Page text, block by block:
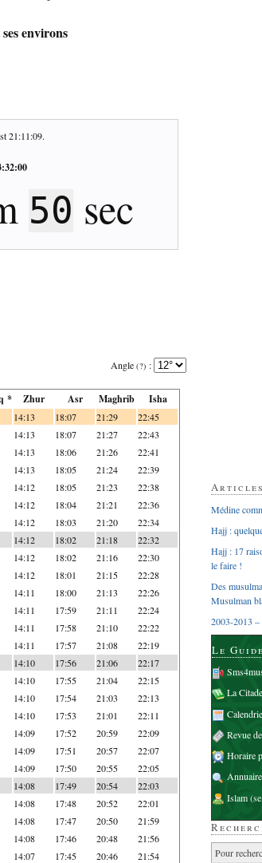
environs
21:11:10.
49 sec
Angle (?) :
* Zhur Asr Maghrib Isha
14:13 18:07 21:29 22:45
14:13 18:07 21:27 22:43
14:13 18:06 21:26 22:41
14:13 18:05 21:24 22:39
14:12 18:05 21:23 22:38
14:12 18:04 21:21 22:36
14:12 18:03 21:20 22:34
14:12 18:02 21:18 22:32
14:12 18:02 21:16 22:30
14:12 18:01 21:15 22:28
14:11 18:00 21:13 22:26
14:11 17:59 21:11 22:24
14:11 17:58 21:10 22:22
14:11 17:57 21:08 22:19
14:10 17:56 21:06 22:17
14:10 17:55 21:04 22:15
14:10 17:54 21:03 22:13
14:10 17:53 21:01 22:11
14:09 17:52 20:59 22:09
14:09 17:51 20:57 22:07
14:09 17:50 20:55 22:05
14:08 17:49 20:54 22:03
14:08 17:48 20:52 22:01
14:08 17:47 20:50 21:59
14:08 17:46 20:48 21:56
14:07 17:45 20:46 21:54
Médine
Hajj :
Hajj : 17
le faire !
Des
Musulman
2003-2013 –
Le
La
Revue
Horaire
Islam